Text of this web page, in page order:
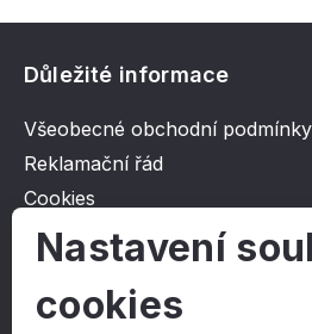
Důležité informace
Všeobecné obchodní podmínky
Reklamační řád
Cookies
Ochrana osobních údajů
O společnosti
Nastavení
cookies